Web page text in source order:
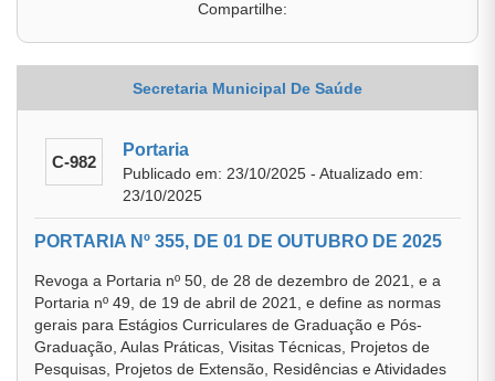
Compartilhe:
Secretaria Municipal De Saúde
C-982
Portaria
Publicado em: 23/10/2025 - Atualizado em:
23/10/2025
PORTARIA Nº 355, DE 01 DE OUTUBRO DE 2025
Revoga a Portaria nº 50, de 28 de dezembro de 2021, e a
Portaria nº 49, de 19 de abril de 2021, e define as normas
gerais para Estágios Curriculares de Graduação e Pós-
Graduação, Aulas Práticas, Visitas Técnicas, Projetos de
Pesquisas, Projetos de Extensão, Residências e Atividades